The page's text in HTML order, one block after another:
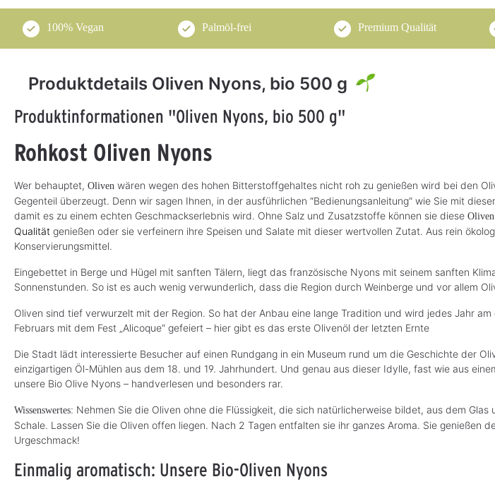
100% Vegan Palmöl-frei Premium Qualität
Produktdetails Oliven Nyons, bio 500 g
Produktinformationen "Oliven Nyons, bio 500 g"
Rohkost Oliven Nyons
Wer behauptet, Oliven wären wegen des hohen Bitterstoffgehaltes nicht roh zu genießen wird bei den
Gegenteil überzeugt. Denn wir sagen Ihnen, in der ausführlichen “Bedienungsanleitung“ wie Sie mit
damit es zu einem echten Geschmackserlebnis wird. Ohne Salz und Zusatzstoffe können sie diese Oliven
Qualität genießen oder sie verfeinern ihre Speisen und Salate mit dieser wertvollen Zutat. Aus rein
Konservierungsmittel.
Eingebettet in Berge und Hügel mit sanften Tälern, liegt das französische Nyons mit seinem sanften
Sonnenstunden. So ist es auch wenig verwunderlich, dass die Region durch Weinberge und vor allem
Oliven sind tief verwurzelt mit der Region. So hat der Anbau eine lange Tradition und wird jedes Jahr
Februars mit dem Fest „Alicoque“ gefeiert – hier gibt es das erste Olivenöl der letzten Ernte
Die Stadt lädt interessierte Besucher auf einen Rundgang in ein Museum rund um die Geschichte der
einzigartigen Öl-Mühlen aus dem 18. und 19. Jahrhundert. Und genau aus dieser Idylle, fast wie aus
unsere Bio Olive Nyons – handverlesen und besonders rar.
Wissenswertes: Nehmen Sie die Oliven ohne die Flüssigkeit, die sich natürlicherweise bildet, aus dem Glas
Schale. Lassen Sie die Oliven offen liegen. Nach 2 Tagen entfalten sie ihr ganzes Aroma. Sie genießen
Urgeschmack!
Einmalig aromatisch: Unsere Bio-Oliven Nyons